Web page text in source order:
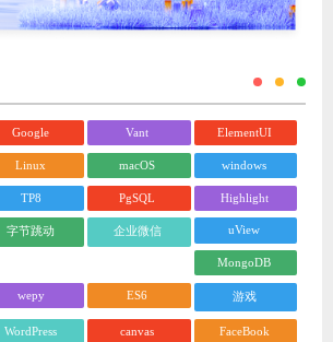
Google Vant ElementUI
Linux macOS windows
TP8 PgSQL Highlight
字节跳动 企业微信 uView
MongoDB
wepy ES6 游戏
WordPress canvas FaceBook